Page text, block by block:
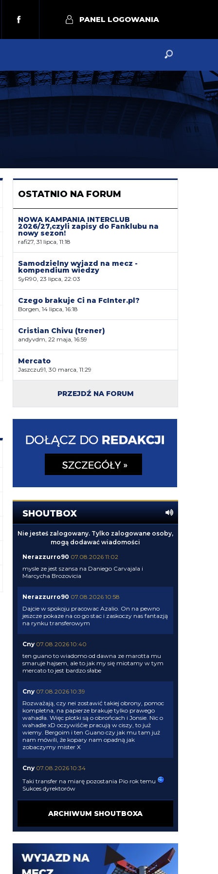
PANEL LOGOWANIA
OSTATNIO NA FORUM
NOWA KAMPANIA INTERCLUB
2026/27,czyli zapisy do Fanklubu na
nowy sezon!
rafi27, 31 lipca, 11:18
Samodzielny wyjazd na mecz -
kompendium wiedzy
SyR90, 23 lipca, 22:03
Czego brakuje Ci na FcInter.pl?
Borgen, 14 lipca, 16:18
Cristian Chivu (trener)
andyvdm, 22 maja, 16:59
Mercato
Jaszczu91, 30 marca, 11:29
PRZEJDŹ NA FORUM
SHOUTBOX
Nie jesteś zalogowany. Tylko zalogowane osoby,
mogą dodawać wiadomości
Nerazzurro90 07.08.2026 11:02
mysle ze jest szansa na Daniego Carvajala i
Marcycha Brozovicia
Nerazzurro90 07.08.2026 10:58
Dajcie w spokoju pracowac Azalio. On na pewno
jeszcze pokaze na co go stac i zaskoczy nas fantazją
na rynku transferowym
Cny 07.08.2026 10:40
ten guano to wiadomo od dawna ze marotta mu
smaruje hajsem, ale to jak my się miotamy w tym
mercato to jest bardzo słabe
Cny 07.08.2026 10:39
Rozważają, czy nei zostawić takiej obrony, pomoc
kompletna, na papierze brakuje tylko prawego
wahadła. Więc plotki są o obrońcach i Jonsie. Nic o
wahadle xD oczywiśćie pracują w ciszy, to już
wiemy. Bergoim i ten Guano czy jak mu tam już
nam mówili, że kopary nam opadną jak
zobaczymy mister X
Cny 07.08.2026 10:34
Taki transfer na miarę pozostania Pio rok temu
Sukces dyrektorów
07.08.2026 10:11
HB 07.08.2026 10:08
Koleś kosztuje paczkę gruszek
ARCHIWUM SHOUTBOXA